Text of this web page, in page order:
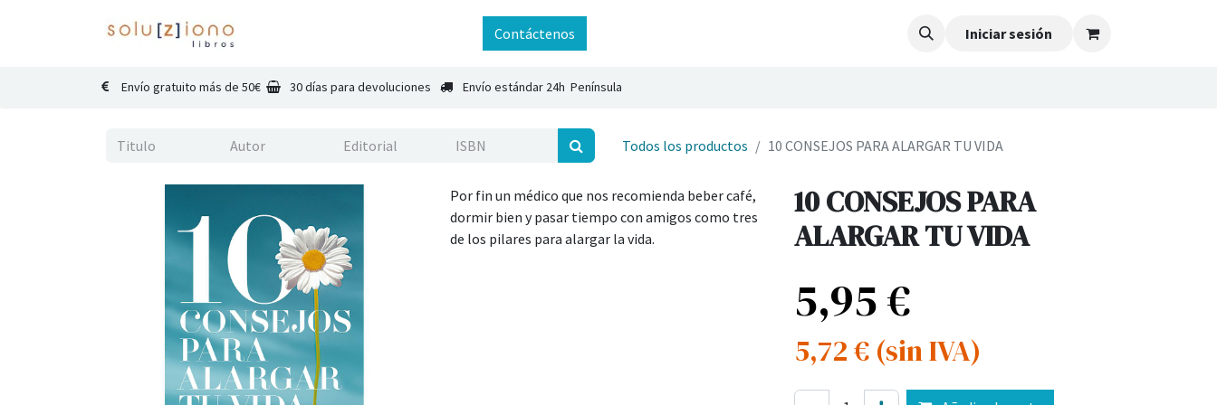
Contáctenos Iniciar sesión
Envío gratuito más de 50€ 30 días para devoluciones Envío estándar 24h Península
Todos los productos 10 CONSEJOS PARA ALARGAR TU VIDA
Por fin un médico que nos recomienda beber café,
dormir bien y pasar tiempo con amigos como tres
de los pilares para alargar la vida.
10 CONSEJOS PARA
ALARGAR TU VIDA
5,95€
5,72€ (sin IVA)